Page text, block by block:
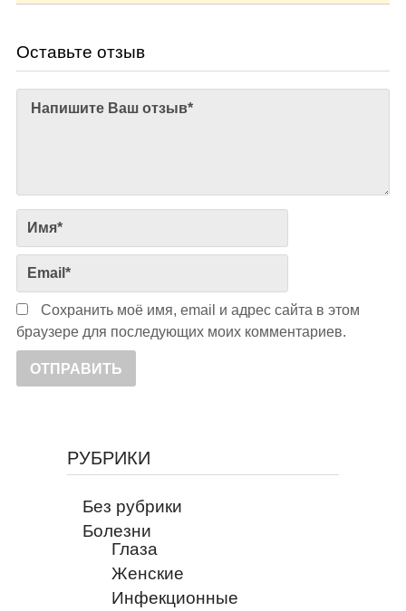
Оставьте отзыв
Сохранить моё имя, email и адрес сайта в этом
браузере для последующих моих комментариев.
РУБРИКИ
Без рубрики
Болезни
Глаза
Женские
Инфекционные